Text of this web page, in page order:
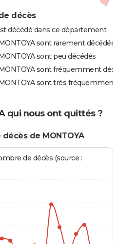
décès
décédé dans ce département
sont rarement décédés
sont peu décédés
sont fréquemment
sont très fréquemment
qui nous ont quittés ?
de MONTOYA
de décès (source :